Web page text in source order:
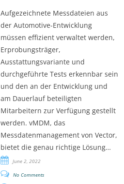
Aufgezeichnete Messdateien aus
der Automotive-Entwicklung
müssen effizient verwaltet werden,
Erprobungsträger,
Ausstattungsvariante und
durchgeführte Tests erkennbar sein
und den an der Entwicklung und
am Dauerlauf beteiligten
Mitarbeitern zur Verfügung gestellt
werden. vMDM, das
Messdatenmanagement von Vector,
bietet die genau richtige Lösung…
June 2, 2022
No Comments